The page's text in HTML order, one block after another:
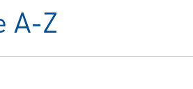
A-Z
technique dans le domaine
et facilement les informations